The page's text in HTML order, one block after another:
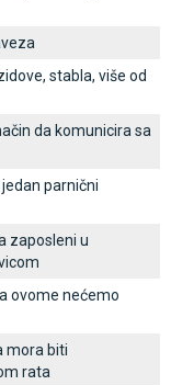
stabla, više od
da komunicira sa
parnični
zaposleni u
ovome nećemo
mora biti
rata